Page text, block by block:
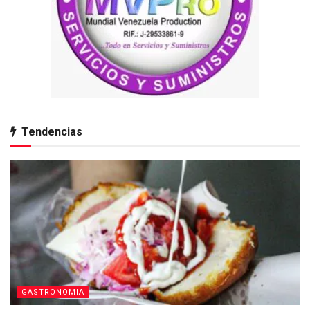
Tendencias
GASTRONOMIA